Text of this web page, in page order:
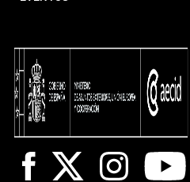
Facebook
X InstagramYoutube